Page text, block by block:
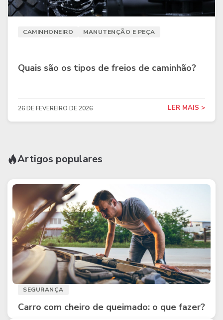
CAMINHONEIRO MANUTENÇÃO E PEÇA
Quais são os tipos de freios de caminhão?
26 DE FEVEREIRO DE 2026 LER MAIS >
Artigos populares
SEGURANÇA
Carro com cheiro de queimado: o que fazer?